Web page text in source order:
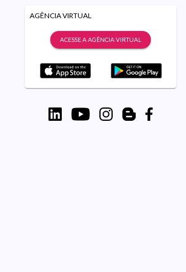
AGÊNCIA VIRTUAL
ACESSE A AGÊNCIA VIRTUAL